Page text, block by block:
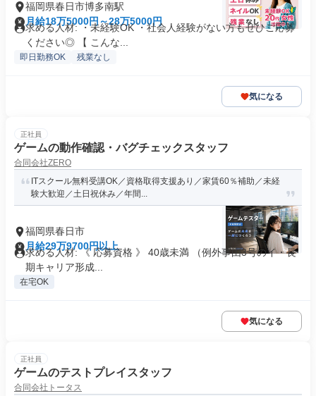
福岡県春日市博多南駅
月給18万5000円～28万5000円
求める人材: ・未経験OK ・社会人経験がない方もぜひご応募
ください◎ 【 こんな...
即日勤務OK 残業なし
気になる
正社員
ゲームの動作確認・バグチェックスタッフ
合同会社ZERO
ITスクール無料受講OK／資格取得支援あり／家賃60％補助／未経
験大歓迎／土日祝休み／年間...
福岡県春日市
月給29万9700円以上
求める人材: 《 応募資格 》 40歳未満 （例外事由3号のイ・長
期キャリア形成...
在宅OK
気になる
正社員
ゲームのテストプレイスタッフ
合同会社トータス